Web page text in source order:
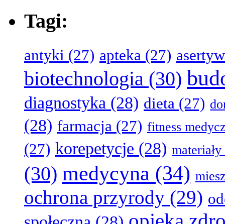
Tagi:
antyki (27) apteka (27)
biotechnologia (30)
diagnostyka (28) dieta (27)
(28) farmacja (27) fitness
(27) korepetycje (28)
(30) medycyna (34)
ochrona przyrody (29)